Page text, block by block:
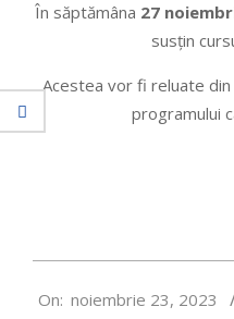
În săptămâna 27
susțin
Acestea vor fi reluate
programului
11-
On: noiembrie 23, 2023